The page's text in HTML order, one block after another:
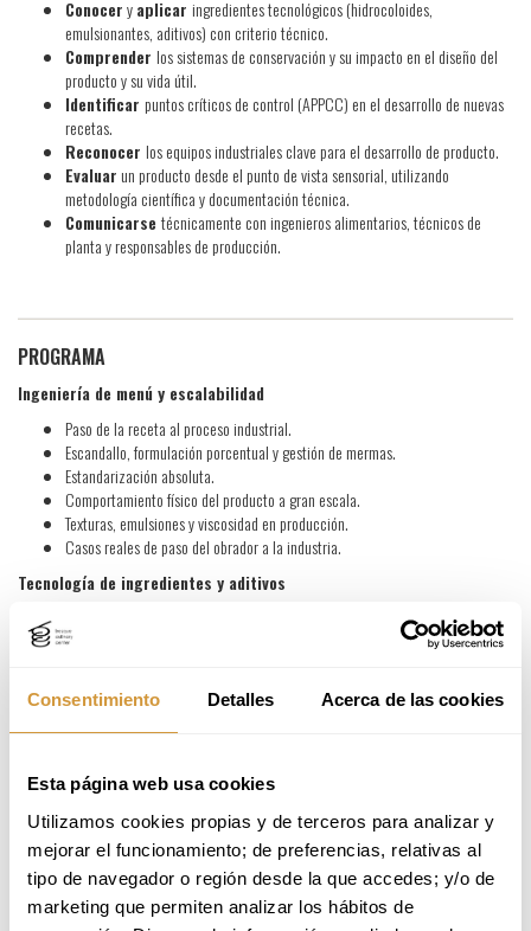
Consentimiento Detalles Acerca de las cookies
Esta página web usa cookies
Utilizamos cookies propias y de terceros para analizar y
mejorar el funcionamiento; de preferencias, relativas al
tipo de navegador o región desde la que accedes; y/o de
marketing que permiten analizar los hábitos de
Conoceryaplicar ingredientes tecnológicos (hidrocoloides,
emulsionantes, aditivos) con criterio técnico.
Comprender los sistemas de conservación y su impacto en el diseño del
producto y su vida útil.
Identificar puntos críticos de control (APPCC) en el desarrollo de nuevas
recetas.
Reconocer los equipos industriales clave para el desarrollo de producto.
Evaluar un producto desde el punto de vista sensorial, utilizando
metodología científica y documentación técnica.
Comunicarse técnicamente con ingenieros alimentarios, técnicos de
planta y responsables de producción.
PROGRAMA
Ingeniería de menú y escalabilidad
Paso de la receta al proceso industrial.
Escandallo, formulación porcentual y gestión de mermas.
Estandarización absoluta.
Comportamiento físico del producto a gran escala.
Texturas, emulsiones y viscosidad en producción.
Casos reales de paso del obrador a la industria.
Tecnología de ingredientes y aditivos
Gomas, alginatos, carragenatos y lecitinas.
Lectura técnica de declaraciones de ingredientes.
Estrategias de clean label.
Reformulación de producto existente.
Procesos de conservación y seguridad alimentaria
Envasado al vacío y atmósferas modificadas.
Alargamiento de vida útil sin pérdida sensorial.
APPCC aplicado al diseño de nuevas recetas.
Identificación de puntos críticos de control.
Documentación técnica obligatoria en I+D.